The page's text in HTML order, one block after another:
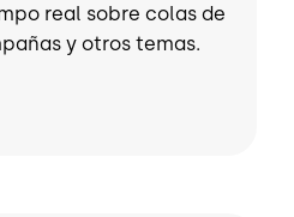
real sobre colas de
y otros temas.